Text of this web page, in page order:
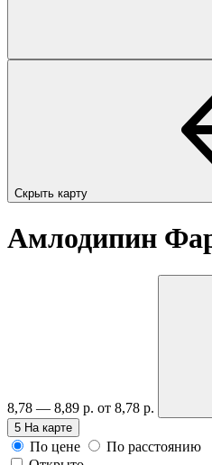
Скрыть карту
Амлодипин
8,78 — 8,89 р. от 8,78 р.
5 На карте
По цене
По расстоянию